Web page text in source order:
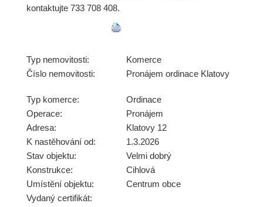
kontaktujte 733 708 408.
Typ nemovitosti:
Komerce
Číslo nemovitosti:
Pronájem ordinace Klatovy
Typ komerce:
Ordinace
Operace:
Pronájem
Adresa:
Klatovy 12
K nastěhování od:
1.3.2026
Stav objektu:
Velmi dobrý
Konstrukce:
Cihlová
Umístění objektu:
Centrum obce
Vydaný certifikát: